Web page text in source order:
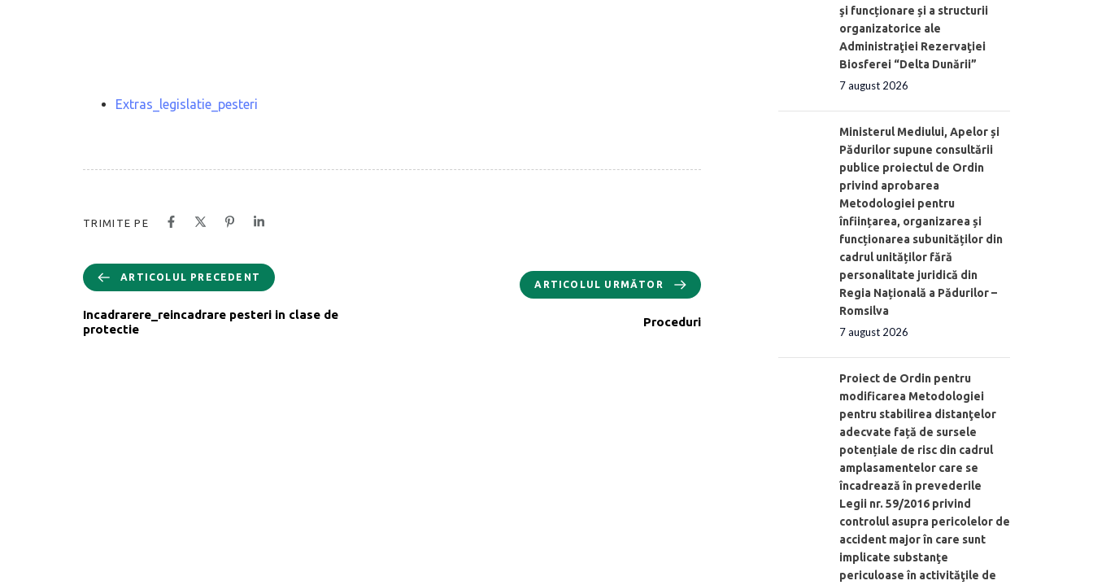
Extras_legislatie_pesteri
TRIMITE PE
ARTICOLUL PRECEDENT
Incadrarere_reincadrare pesteri in clase de
protectie
ARTICOLUL URMĂTOR
Proceduri
şi funcționare și a structurii
organizatorice ale
Administraţiei Rezervaţiei
Biosferei “Delta Dunării”
7 august 2026
Ministerul Mediului, Apelor și
Pădurilor supune consultării
publice proiectul de Ordin
privind aprobarea
Metodologiei pentru
înființarea, organizarea și
funcționarea subunităților din
cadrul unităților fără
personalitate juridică din
Regia Națională a Pădurilor –
Romsilva
7 august 2026
Proiect de Ordin pentru
modificarea Metodologiei
pentru stabilirea distanţelor
adecvate față de sursele
potențiale de risc din cadrul
amplasamentelor care se
încadrează în prevederile
Legii nr. 59/2016 privind
controlul asupra pericolelor de
accident major în care sunt
implicate substanţe
periculoase în activităţile de